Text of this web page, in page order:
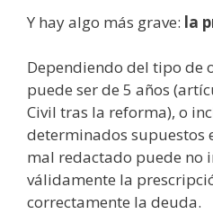
Y hay algo más grave: la
Dependiendo del tipo de
puede ser de 5 años
Civil tras la reforma), o
determinados supuestos
mal redactado puede no
válidamente la
correctamente la deuda.